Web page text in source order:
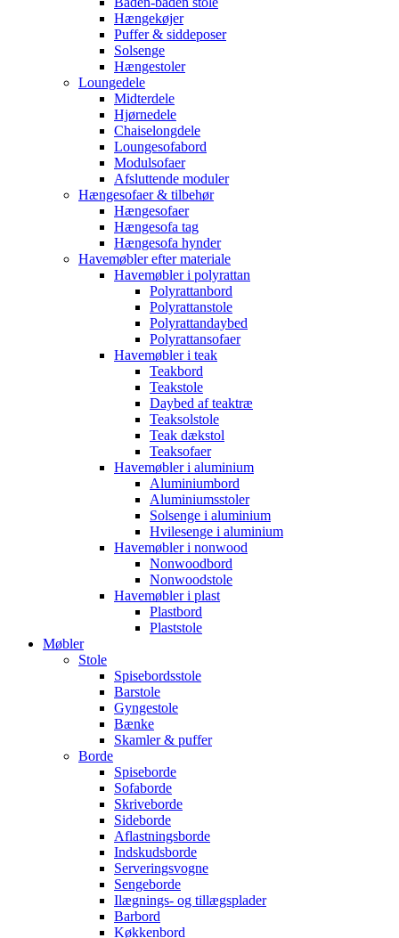
Hængekøjer
Puffer & siddeposer
Solsenge
Hængestoler
Loungedele
Midterdele
Hjørnedele
Chaiselongdele
Loungesofabord
Modulsofaer
Afsluttende moduler
Hængesofaer & tilbehør
Hængesofaer
Hængesofa tag
Hængesofa hynder
Havemøbler efter materiale
Havemøbler i polyrattan
Polyrattanbord
Polyrattanstole
Polyrattandaybed
Polyrattansofaer
Havemøbler i teak
Teakbord
Teakstole
Daybed af teaktræ
Teaksolstole
Teak dækstol
Teaksofaer
Havemøbler i aluminium
Aluminiumbord
Aluminiumsstoler
Solsenge i aluminium
Hvilesenge i aluminium
Havemøbler i nonwood
Nonwoodbord
Nonwoodstole
Havemøbler i plast
Plastbord
Plaststole
Møbler
Stole
Spisebordsstole
Barstole
Gyngestole
Bænke
Skamler & puffer
Borde
Spiseborde
Sofaborde
Skriveborde
Sideborde
Aflastningsborde
Indskudsborde
Serveringsvogne
Sengeborde
Ilægnings- og tillægsplader
Barbord
Køkkenbord